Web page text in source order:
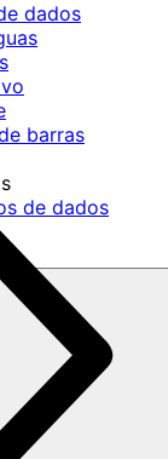
dados
barras
de dados